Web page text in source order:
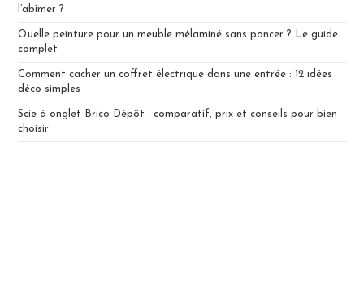
l’abîmer ?
Quelle peinture pour un meuble mélaminé sans poncer ? Le guide
complet
Comment cacher un coffret électrique dans une entrée : 12 idées
déco simples
Scie à onglet Brico Dépôt : comparatif, prix et conseils pour bien
choisir